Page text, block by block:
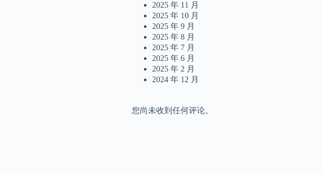
2025 年 11 月
2025 年 10 月
2025 年 9 月
2025 年 8 月
2025 年 7 月
2025 年 6 月
2025 年 2 月
2024 年 12 月
您尚未收到任何评论。